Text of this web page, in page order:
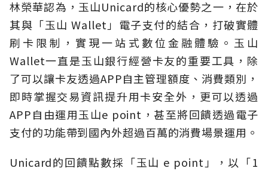
林榮華認為，玉山Unicard的核心優勢之一，在於
其與「玉山 Wallet」電子支付的結合，打破實體
刷卡限制，實現一站式數位金融體驗。玉山
Wallet一直是玉山銀行經營卡友的重要工具，除
了可以讓卡友透過APP自主管理額度、消費類別，
即時掌握交易資訊提升用卡安全外，更可以透過
APP自由運用玉山e point，甚至將回饋透過電子
支付的功能帶到國內外超過百萬的消費場景運用。
Unicard的回饋點數採「玉山 e point」，以「1